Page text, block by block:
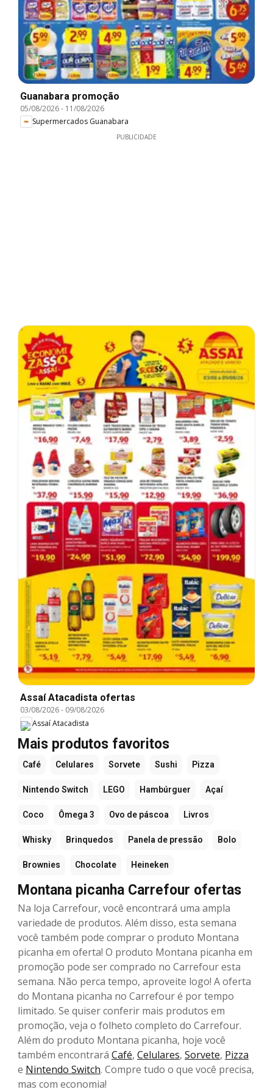
Guanabara promoção
05/08/2026- 11/08/2026
Supermercados Guanabara
PUBLICIDADE
Assaí Atacadista ofertas
03/08/2026- 09/08/2026
Assaí Atacadista
Mais produtos favoritos
Café Celulares Sorvete Sushi Pizza
Nintendo Switch LEGO Hambúrguer Açaí
Coco Ômega 3 Ovo de páscoa Livros
Whisky Brinquedos Panela de pressão Bolo
Brownies Chocolate Heineken
Montana picanha Carrefour ofertas
Na loja Carrefour, você encontrará uma ampla
variedade de produtos. Além disso, esta semana
você também pode comprar o produto Montana
picanha em oferta! O produto Montana picanha em
promoção pode ser comprado no Carrefour esta
semana. Não perca tempo, aproveite logo! A oferta
do Montana picanha no Carrefour é por tempo
limitado. Se quiser conferir mais produtos em
promoção, veja o folheto completo do Carrefour.
Além do produto Montana picanha, hoje você
também encontrará Café, Celulares, Sorvete, Pizza
e Nintendo Switch. Compre tudo o que você precisa,
mas com economia!